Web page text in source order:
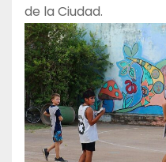
de la Ciudad.